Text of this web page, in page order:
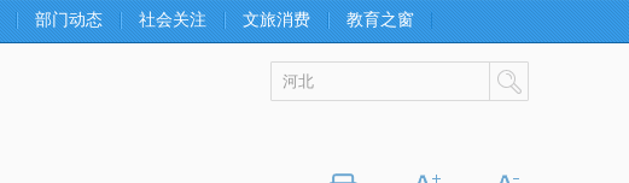
部门动态 社会关注 文旅消费 教育之窗